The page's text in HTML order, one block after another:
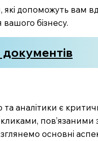
які допоможуть вам
бізнесу.
та аналітики є
основні